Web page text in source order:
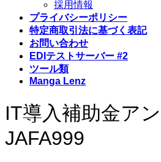
採用情報
プライバシーポリシー
特定商取引法に基づく表記
お問い合わせ
EDIテストサーバー #2
ツール類
Manga Lenz
IT導入補助金ア
JAFA999